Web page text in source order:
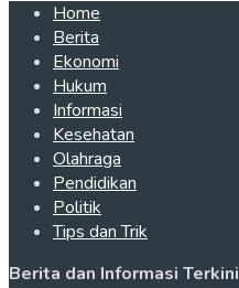
Home
Berita
Ekonomi
Hukum
Informasi
Kesehatan
Olahraga
Pendidikan
Politik
Tips dan Trik
Berita dan Informasi Terkini